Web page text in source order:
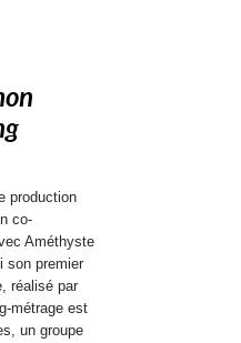
production
co-
Améthyste
son premier
réalisé par
métrage est
un groupe